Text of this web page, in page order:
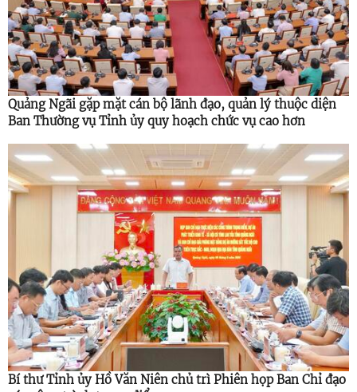
Quảng Ngãi gặp mặt cán bộ lãnh đạo, quản lý thuộc diện
Ban Thường vụ Tỉnh ủy quy hoạch chức vụ cao hơn
Bí thư Tỉnh ủy Hồ Văn Niên chủ trì Phiên họp Ban Chỉ đạo